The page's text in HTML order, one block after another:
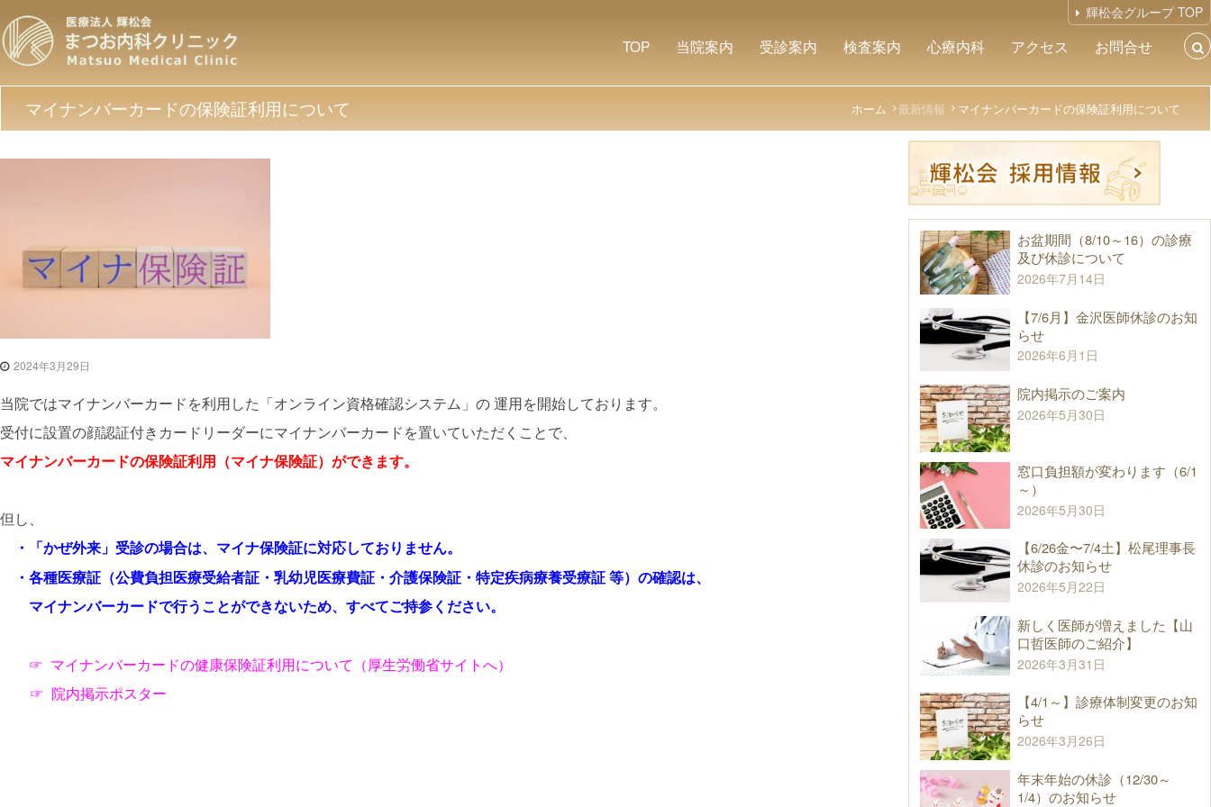
ン
テ
キ
輝松会グループ TOP
お
内
療
法
人
松
会
グ
ー
TOP 当院案内 受診案内 検査案内 心療内科 アクセス お問合せ
マイナンバーカードの保険証利用について ホーム 最新情報 マイナンバーカードの保険証利用について
2024年3月29日
当院ではマイナンバーカードを利用した「オンライン資格確認システム」の 運用を開始しております。
受付に設置の顔認証付きカードリーダーにマイナンバーカードを置いていただくことで、
マイナンバーカードの保険証利用（マイナ保険証）ができます。
但し、
・「かぜ外来」受診の場合は、マイナ保険証に対応しておりません。
・各種医療証（公費負担医療受給者証・乳幼児医療費証・介護保険証・特定疾病療養受療証 等）の確認は、
マイナンバーカードで行うことができないため、すべてご持参ください。
☞ マイナンバーカードの健康保険証利用について（厚生労働省サイトへ）
☞ 院内掲示ポスター
お盆期間（8/10～16）の診療
及び休診について
2026年7月14日
【7/6月】金沢医師休診のお知
らせ
2026年6月1日
院内掲示のご案内
2026年5月30日
窓口負担額が変わります（6/1
～）
2026年5月30日
【6/26金〜7/4土】松尾理事長
休診のお知らせ
2026年5月22日
新しく医師が増えました【山
口哲医師のご紹介】
2026年3月31日
【4/1～】診療体制変更のお知
らせ
2026年3月26日
年末年始の休診（12/30～
1/4）のお知らせ